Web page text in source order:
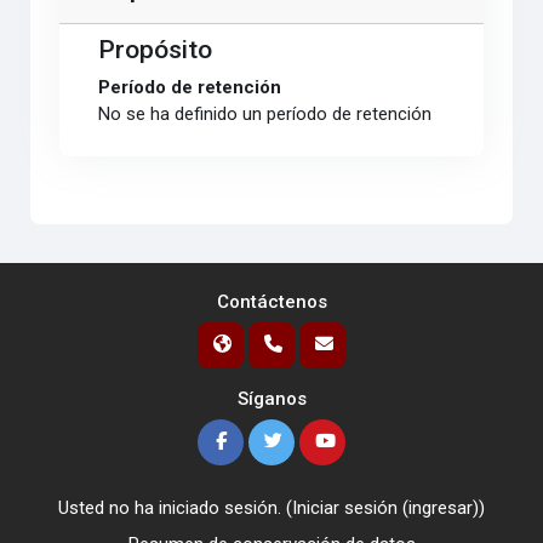
Propósito
Período de retención
No se ha definido un período de retención
Contáctenos
Síganos
Usted no ha iniciado sesión. (Iniciar sesión (ingresar))